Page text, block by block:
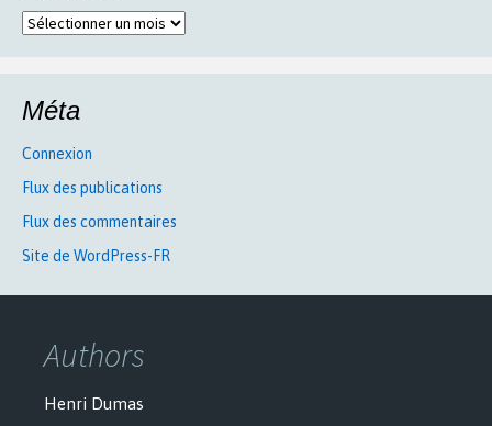
Archives
Méta
Connexion
Flux des publications
Flux des commentaires
Site de WordPress-FR
Authors
Henri Dumas